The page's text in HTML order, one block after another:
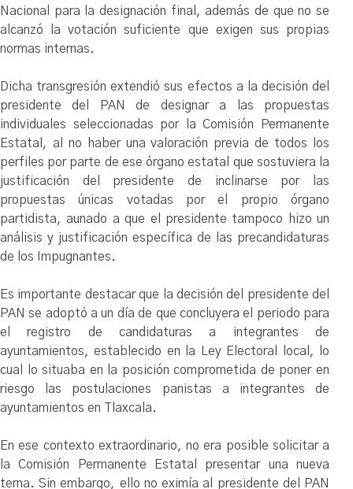
Nacional para la designación final, además de que no se
alcanzó la votación suficiente que exigen sus propias
normas internas.
Dicha transgresión extendió sus efectos a la decisión del
presidente del PAN de designar a las propuestas
individuales seleccionadas por la Comisión Permanente
Estatal, al no haber una valoración previa de todos los
perfiles por parte de ese órgano estatal que sostuviera la
justificación del presidente de inclinarse por las
propuestas únicas votadas por el propio órgano
partidista, aunado a que el presidente tampoco hizo un
análisis y justificación específica de las precandidaturas
de los Impugnantes.
Es importante destacar que la decisión del presidente del
PAN se adoptó a un día de que concluyera el periodo para
el registro de candidaturas a integrantes de
ayuntamientos, establecido en la Ley Electoral local, lo
cual lo situaba en la posición comprometida de poner en
riesgo las postulaciones panistas a integrantes de
ayuntamientos en Tlaxcala.
En ese contexto extraordinario, no era posible solicitar a
la Comisión Permanente Estatal presentar una nueva
terna. Sin embargo, ello no eximía al presidente del PAN